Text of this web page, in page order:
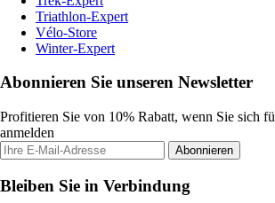
Triathlon-Expert
Vélo-Store
Winter-Expert
Abonnieren Sie unseren Newsletter
Profitieren Sie von 10% Rabatt, wenn Sie sich
anmelden
Abonnieren
Bleiben Sie in Verbindung